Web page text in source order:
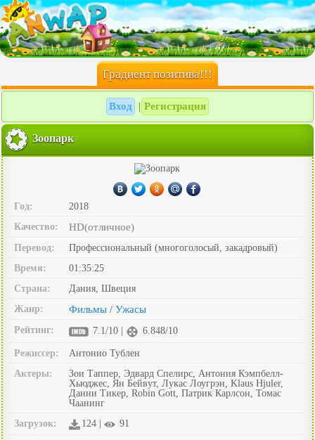
Градиент позитива!!!
Вход Регистрация
Зоопарк
Год:
2018
Качество:
HD(отличное)
Перевод:
Профессиональный (многоголосый, закадровый)
Время:
01:35:25
Страна:
Дания, Швеция
Жанр:
Фильмы / Ужасы
Рейтинг: 7.1/10 | 6.848/10
Режиссер:
Антонио Тублен
Актеры:
Зои Таппер, Эдвард Спелирс, Антония Кэмпбелл-
Хьюджес, Ян Бейвут, Лукас Лоугрэн, Klaus Hjuler,
Данни Тикер, Robin Gott, Патрик Карлсон, Томас
Чаанинг
Загрузок:
124 | 91